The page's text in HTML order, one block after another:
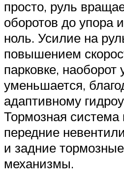
просто, руль
оборотов до упора
ноль. Усилие на
повышением
парковке, наоборот
уменьшается,
адаптивному
Тормозная система
передние
и задние
механизмы.